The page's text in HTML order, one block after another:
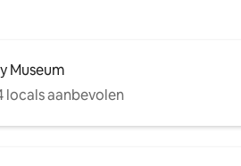
Museum
locals aanbevolen